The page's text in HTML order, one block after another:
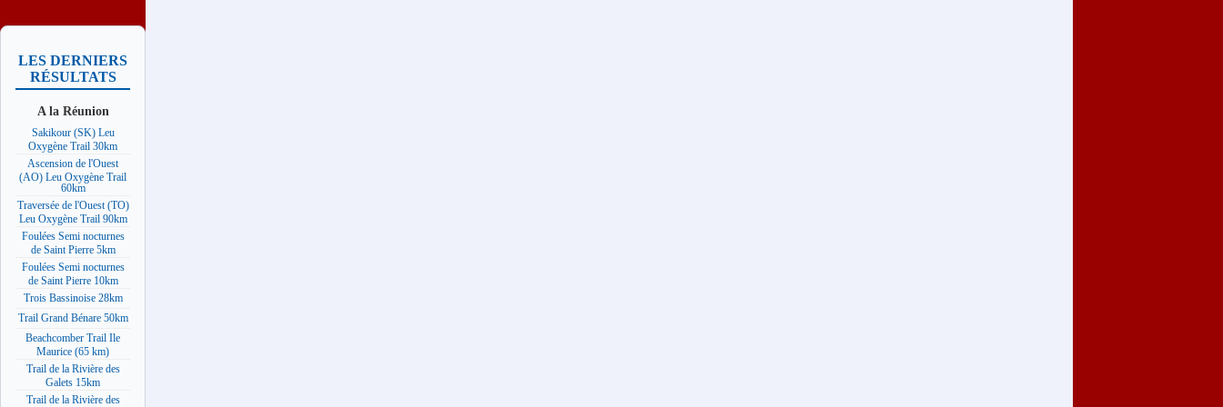
LES DERNIERS
RÉSULTATS
A la Réunion
Sakikour (SK) Leu
Oxygène Trail 30km
Ascension de l'Ouest
(AO) Leu Oxygène Trail
60km
Traversée de l'Ouest (TO)
Leu Oxygène Trail 90km
Foulées Semi nocturnes
de Saint Pierre 5km
Foulées Semi nocturnes
de Saint Pierre 10km
Trois Bassinoise 28km
Trail Grand Bénare 50km
Beachcomber Trail Ile
Maurice (65 km)
Trail de la Rivière des
Galets 15km
Trail de la Rivière des